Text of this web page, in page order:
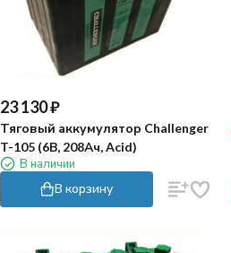
23 130₽
Тяговый аккумулятор Challenger
T-105 (6В, 208Ач, Acid)
В наличии
В корзину